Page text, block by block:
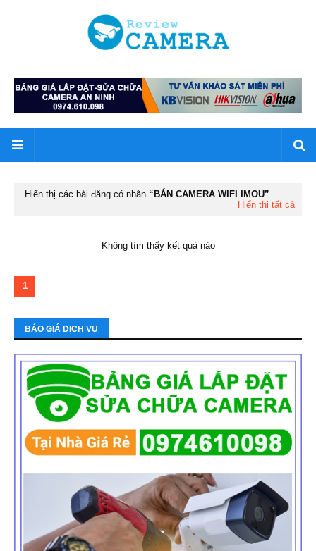
Hiển thị các bài đăng có nhãn
BÁN CAMERA WIFI IMOU
Hiển thị tất cả
Không tìm thấy kết quả nào
1
BÁO GIÁ DỊCH VỤ